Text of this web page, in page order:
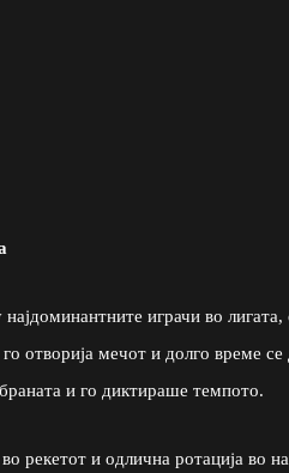
играчи во лигата,
отворија мечот и долго време
и го диктираше темпото.
рекетот и одлична ротација во